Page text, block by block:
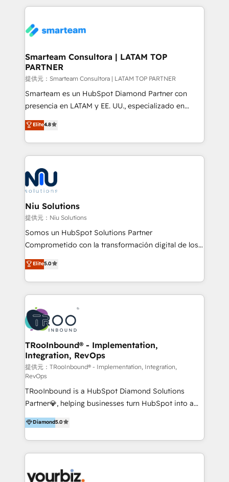
marketing & service, breaks down silos, and gives
confidence. We deliver end to end strategy and
and technology around a single source of truth to
support sustainable growth and better decision-
making. Working with clients locally and globally, our
expertise includes HubSpot onboarding and CRM
implementation, automation, sales and customer
and data-driven campaigns. Winners of the first
Global HEART Award, Yamini Rogan, CEO of
Connect with us to see how we can do better and be
better together 🏆
Smarteam Consultora | LATAM TOP
PARTNER
提供元：Smarteam Consultora | LATAM TOP PARTNER
Smarteam es un HubSpot Diamond Partner con
presencia en LATAM y EE. UU., especializado en
implementaciones de HubSpot, integraciones API y
optimización de procesos comerciales con IA. Con
más de 6 años de experiencia, hemos liderado 100+
implementaciones conectando HubSpot con SAP,
ERPs, e-commerce, plataformas financieras,
WhatsApp y sistemas logísticos. Nuestro equipo
multicultural trabaja en español, inglés y portugués,
uniendo visión estratégica y excelencia técnica para
generar resultados medibles. Apoyamos a empresas
de construcción, educación, tecnología, retail, e-
commerce, salud, financieras, seguros y servicios,
tomar decisiones basadas en datos. 🌎 Highlights:
5+ años como partner HubSpot 100+
LATAM 2025 🏆 Impulsamos crecimiento con CRM +
IA en múltiples industrias. 👉 ¿Listo para transformar
Elite4.8
Niu Solutions
提供元：Niu Solutions
Somos un HubSpot Solutions Partner
Comprometido con la transformación digital de los
procesos comerciales de las empresas en
Latinoamérica, con un enfoque en Marketing, Ventas
y Servicio al Cliente. Somos un equipo de trabajo
multidisciplinario de alto rendimiento, con
conocimiento y experiencia enfocado en: 1.
Optimizar la eficiencia operativa de nuestros
clientes 2. Mejorar la experiencia del cliente 3.
Asegurar resultados medibles Nos especializamos
en bancos, seguros, e-commerce, Desarrolladores
Inmobiliarios y Empresas Distribuidoras de
Productos
Elite5.0
TRooInbound® - Implementation,
Integration, RevOps
提供元：TRooInbound® - Implementation, Integration,
RevOps
TRooInbound is a HubSpot Diamond Solutions
Partner💎, helping businesses turn HubSpot into a
scalable growth engine. We work with startups, mid-
market, and enterprise teams to maximize
HubSpot’s full potential through: 💎HubSpot Audits,
Management & Optimization 💎RevOps-powered
Brand Development, Growth Strategy, AI SEO &
Diamond5.0